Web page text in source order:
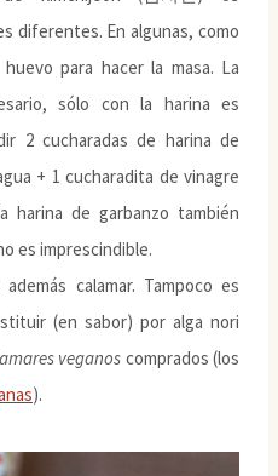
diferentes. En algunas, como
para hacer la masa. La
sólo con la harina es
2 cucharadas de harina de
+ 1 cucharadita de vinagre
harina de garbanzo también
es imprescindible.
además calamar. Tampoco es
(en sabor) por alga nori
veganos comprados (los
).